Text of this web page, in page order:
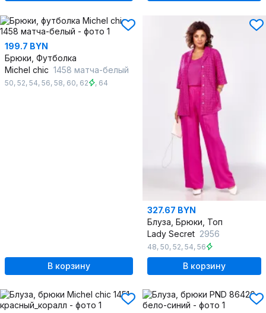
199.7 BYN
Брюки, Футболка
Michel chic 1458 матча-белый
50, 52, 54, 56, 58, 60, 62 , 64
В корзину
327.67 BYN
Блуза, Брюки, Топ
Lady Secret 2956
48, 50, 52, 54, 56
В корзину